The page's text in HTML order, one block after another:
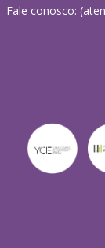
Fale conosco: